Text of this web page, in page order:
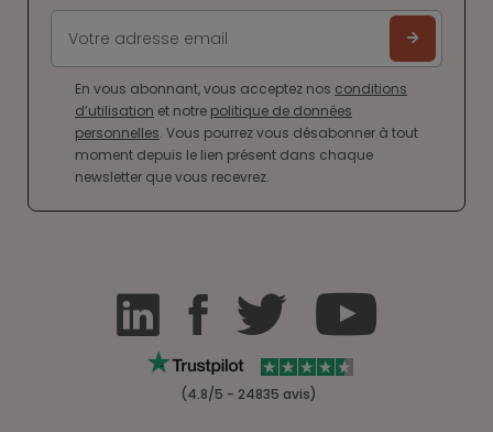
En vous abonnant, vous acceptez nos conditions
d’utilisation et notre politique de données
personnelles. Vous pourrez vous désabonner à tout
moment depuis le lien présent dans chaque
newsletter que vous recevrez.
(4.8/5 - 24835 avis)